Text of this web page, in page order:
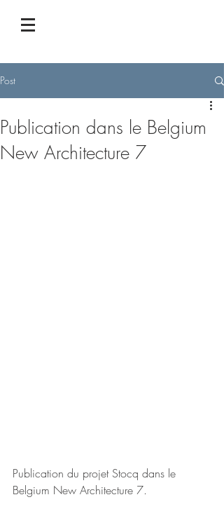
Post
Publication dans le Belgium
New Architecture 7
Publication du projet Stocq dans le
Belgium New Architecture 7.